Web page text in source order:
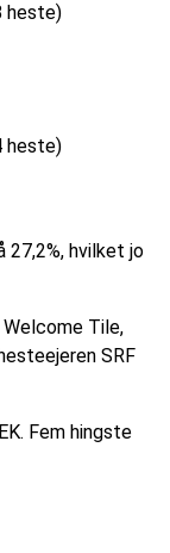
heste)
heste)
27,2%, hvilket jo
Tile,
SRF
Fem hingste